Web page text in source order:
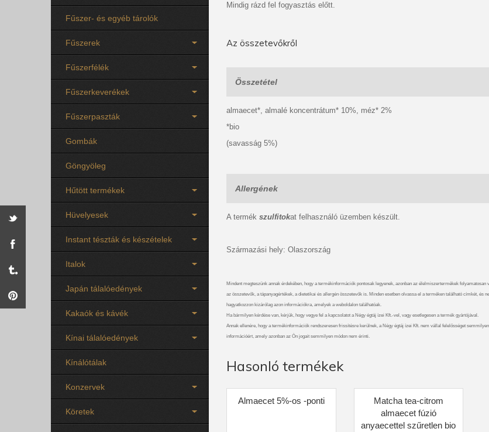
Fűszer- és egyéb tárolók
Fűszerek
Fűszerfélék
Fűszerkeverékek
Fűszerpaszták
Gombák
Göngyöleg
Hűtött termékek
Hüvelyesek
Instant tészták és készételek
Italok
Japán tálalóedények
Kakaók és kávék
Kínai tálalóedények
Kínálótálak
Konzervek
Köretek
Mindig rázd fel fogyasztás előtt.
Az összetevőkről
Összetétel
almaecet*, almalé koncentrátum* 10%, méz* 2%
*bio
(savasság 5%)
Allergének
A termék szulfitokat felhasználó üzemben készült.
Származási hely: Olaszország
Mindent megteszünk annak érdekében, hogy a termékinformációk pontosak legyenek, azonban az élelmiszertermékek folyamatosan
az összetevők, a tápanyagértékek, a dietetikai és allergén összetevők is. Minden esetben olvassa el a terméken található címkét, és ne
hagyatkozzon kizárólag azon információkra, amelyek a weboldalon találhatóak.
Ha bármilyen kérdése van, kérjük, hogy vegye fel a kapcsolatot a Négy égtáj ízei Kft.-vel, vagy esetlegesen a termék gyártójával.
Annak ellenére, hogy a termékinformációk rendszeresen frissítésre kerülnek, a Négy égtáj ízei Kft. nem vállal felelősséget
információért, amely azonban az Ön jogait semmilyen módon nem érinti.
Hasonló termékek
Almaecet 5%-os -ponti
Matcha tea-citrom
almaecet fúzió
anyaecettel szűretlen bio